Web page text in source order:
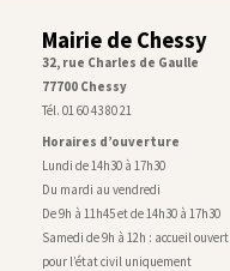
Mairie de Chessy
32, rue Charles de Gaulle
77700 Chessy
Tél. 01 60 43 80 21
Horaires d’ouverture
Lundi de 14h30 à 17h30
Du mardi au vendredi
De 9h à 11h45 et de 14h30 à 17h30
Samedi de 9h à 12h : accueil ouvert
pour l’état civil uniquement